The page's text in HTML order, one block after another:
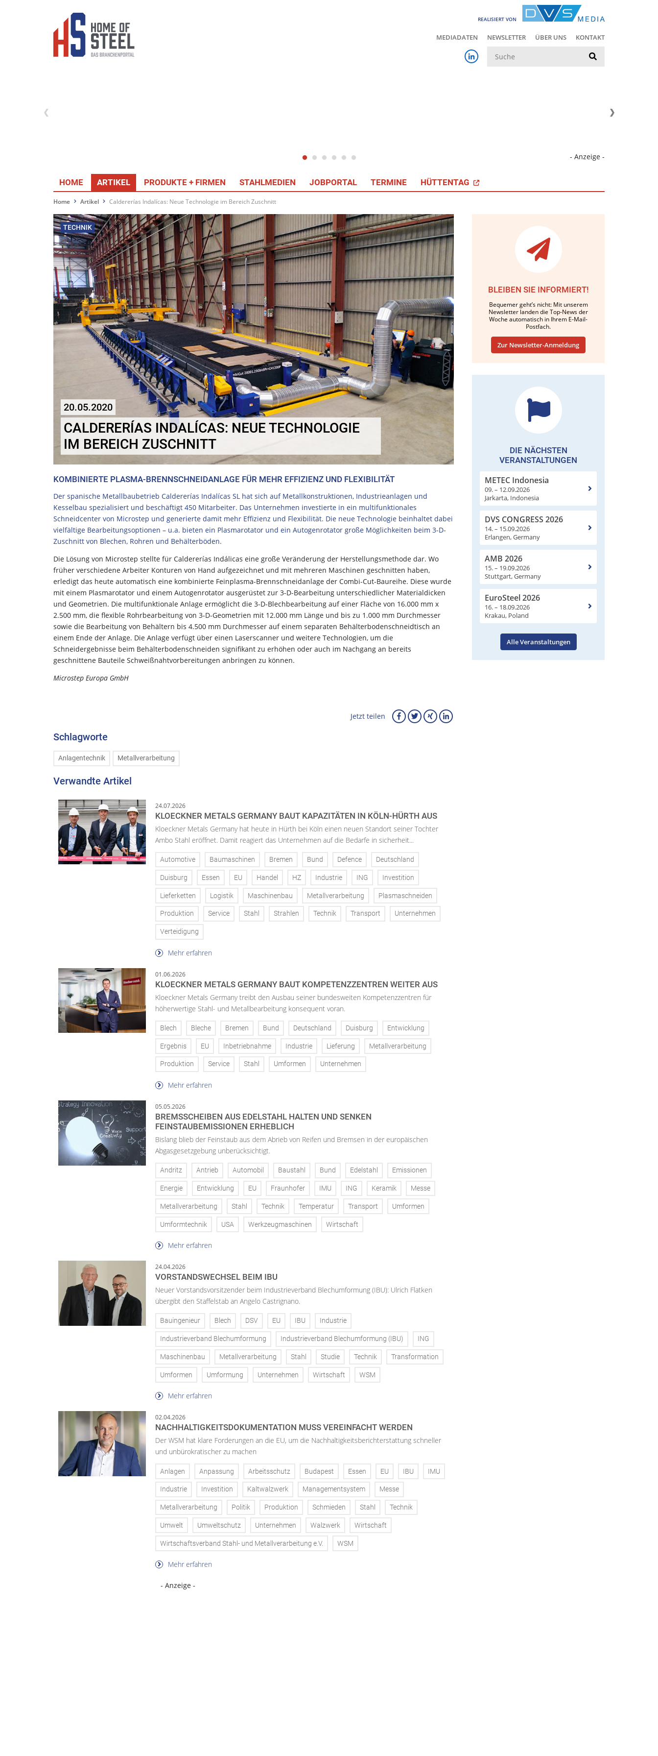
REALISIERT VON
MEDIADATEN NEWSLETTER ÜBER UNS KONTAKT
- Anzeige -
HOME ARTIKEL PRODUKTE + FIRMEN STAHLMEDIEN JOBPORTAL TERMINE HÜTTENTAG
Home Artikel Caldererías Indalícas: Neue Technologie im Bereich Zuschnitt
TECHNIK
20.05.2020
CALDERERÍAS INDALÍCAS: NEUE TECHNOLOGIE
IM BEREICH ZUSCHNITT
KOMBINIERTE PLASMA-BRENNSCHNEIDANLAGE FÜR MEHR EFFIZIENZ UND FLEXIBILITÄT
Der spanische Metallbaubetrieb Caldererías Indalícas SL hat sich auf Metallkonstruktionen, Industrieanlagen und
Kesselbau spezialisiert und beschäftigt 450 Mitarbeiter. Das Unternehmen investierte in ein multifunktionales
Schneidcenter von Microstep und generierte damit mehr Effizienz und Flexibilität. Die neue Technologie beinhaltet dabei
vielfältige Bearbeitungsoptionen – u.a. bieten ein Plasmarotator und ein Autogenrotator große Möglichkeiten beim 3-D-
Zuschnitt von Blechen, Rohren und Behälterböden.
Die Lösung von Microstep stellte für Caldererías Indálicas eine große Veränderung der Herstellungsmethode dar. Wo
früher verschiedene Arbeiter Konturen von Hand aufgezeichnet und mit mehreren Maschinen geschnitten haben,
erledigt das heute automatisch eine kombinierte Feinplasma-Brennschneidanlage der Combi-Cut-Baureihe. Diese wurde
mit einem Plasmarotator und einem Autogenrotator ausgerüstet zur 3-D-Bearbeitung unterschiedlicher Materialdicken
und Geometrien. Die multifunktionale Anlage ermöglicht die 3-D-Blechbearbeitung auf einer Fläche von 16.000 mm x
2.500 mm, die flexible Rohrbearbeitung von 3-D-Geometrien mit 12.000 mm Länge und bis zu 1.000 mm Durchmesser
sowie die Bearbeitung von Behältern bis 4.500 mm Durchmesser auf einem separaten Behälterbodenschneidtisch an
einem Ende der Anlage. Die Anlage verfügt über einen Laserscanner und weitere Technologien, um die
Schneidergebnisse beim Behälterbodenschneiden signifikant zu erhöhen oder auch im Nachgang an bereits
geschnittene Bauteile Schweißnahtvorbereitungen anbringen zu können.
Microstep Europa GmbH
Jetzt teilen
Schlagworte
Anlagentechnik Metallverarbeitung
Verwandte Artikel
24.07.2026
KLOECKNER METALS GERMANY BAUT KAPAZITÄTEN IN KÖLN-HÜRTH AUS
Kloeckner Metals Germany hat heute in Hürth bei Köln einen neuen Standort seiner Tochter
Ambo Stahl eröffnet. Damit reagiert das Unternehmen auf die Bedarfe in sicherheit...
Automotive Baumaschinen Bremen Bund Defence Deutschland
Duisburg Essen EU Handel HZ Industrie ING Investition
Lieferketten Logistik Maschinenbau Metallverarbeitung Plasmaschneiden
Produktion Service Stahl Strahlen Technik Transport Unternehmen
Verteidigung
Mehr erfahren
01.06.2026
KLOECKNER METALS GERMANY BAUT KOMPETENZZENTREN WEITER AUS
Kloeckner Metals Germany treibt den Ausbau seiner bundesweiten Kompetenzzentren für
höherwertige Stahl- und Metallbearbeitung konsequent voran.
Blech Bleche Bremen Bund Deutschland Duisburg Entwicklung
Ergebnis EU Inbetriebnahme Industrie Lieferung Metallverarbeitung
Produktion Service Stahl Umformen Unternehmen
Mehr erfahren
05.05.2026
BREMSSCHEIBEN AUS EDELSTAHL HALTEN UND SENKEN
FEINSTAUBEMISSIONEN ERHEBLICH
Bislang blieb der Feinstaub aus dem Abrieb von Reifen und Bremsen in der europäischen
Abgasgesetzgebung unberücksichtigt.
Andritz Antrieb Automobil Baustahl Bund Edelstahl Emissionen
Energie Entwicklung EU Fraunhofer IMU ING Keramik Messe
Metallverarbeitung Stahl Technik Temperatur Transport Umformen
Umformtechnik USA Werkzeugmaschinen Wirtschaft
Mehr erfahren
24.04.2026
VORSTANDSWECHSEL BEIM IBU
Neuer Vorstandsvorsitzender beim Industrieverband Blechumformung (IBU): Ulrich Flatken
übergibt den Staffelstab an Angelo Castrignano.
Bauingenieur Blech DSV EU IBU Industrie
Industrieverband Blechumformung Industrieverband Blechumformung (IBU) ING
Maschinenbau Metallverarbeitung Stahl Studie Technik Transformation
Umformen Umformung Unternehmen Wirtschaft WSM
Mehr erfahren
02.04.2026
NACHHALTIGKEITSDOKUMENTATION MUSS VEREINFACHT WERDEN
Der WSM hat klare Forderungen an die EU, um die Nachhaltigkeitsberichterstattung schneller
und unbürokratischer zu machen
Anlagen Anpassung Arbeitsschutz Budapest Essen EU IBU IMU
Industrie Investition Kaltwalzwerk Managementsystem Messe
Metallverarbeitung Politik Produktion Schmieden Stahl Technik
Umwelt Umweltschutz Unternehmen Walzwerk Wirtschaft
Wirtschaftsverband Stahl- und Metallverarbeitung e.V. WSM
Mehr erfahren
BLEIBEN SIE INFORMIERT!
Bequemer geht’s nicht: Mit unserem
Newsletter landen die Top-News der
Woche automatisch in Ihrem E-Mail-
Postfach.
Zur Newsletter-Anmeldung
DIE NÄCHSTEN
VERANSTALTUNGEN
METEC Indonesia
09. – 12.09.2026
Jarkarta, Indonesia
DVS CONGRESS 2026
14. – 15.09.2026
Erlangen, Germany
AMB 2026
15. – 19.09.2026
Stuttgart, Germany
EuroSteel 2026
16. – 18.09.2026
Krakau, Poland
Alle Veranstaltungen
- Anzeige -